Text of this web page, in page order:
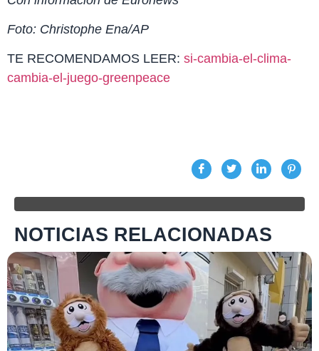
Foto: Christophe Ena/AP
TE RECOMENDAMOS LEER: si-cambia-el-clima-
cambia-el-juego-greenpeace
NOTICIAS RELACIONADAS